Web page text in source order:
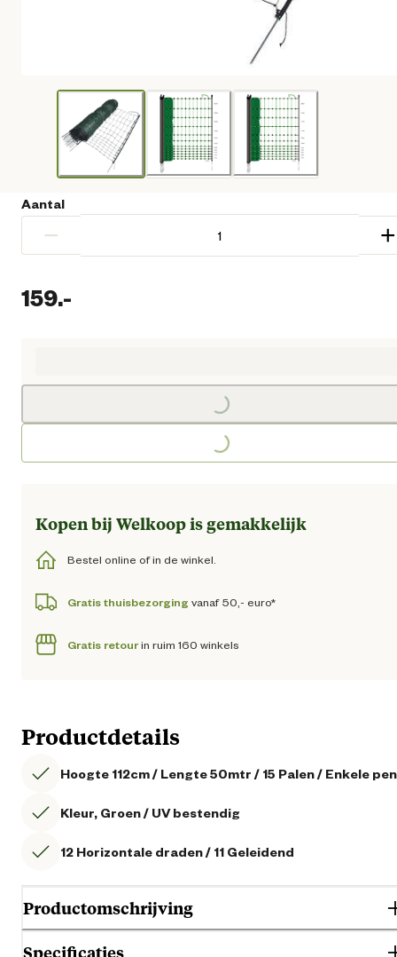
Aantal
− +
159.-
Loading...
Loading...
Kopen bij Welkoop is gemakkelijk
Bestel online of in de winkel.
Gratis thuisbezorging vanaf 50,- euro*
Gratis retourin ruim 160 winkels
Productdetails
Hoogte 112cm / Lengte 50mtr / 15 Palen / Enkele pen
Kleur, Groen / UV bestendig
12 Horizontale draden / 11 Geleidend
Productomschrijving
Specificaties